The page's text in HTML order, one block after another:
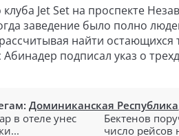
Jet Set на проспекте
заведение было полно
найти
Абинадер подписал указ о
Доминиканская Республика
в отеле унес
Бектенов
число рейсов